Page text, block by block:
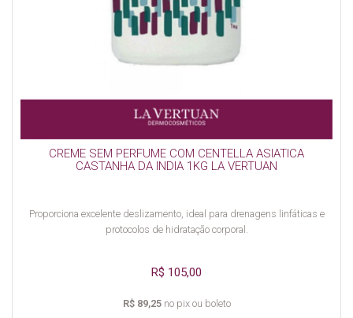
CREME SEM PERFUME COM CENTELLA ASIATICA
CASTANHA DA INDIA 1KG LA VERTUAN
Proporciona excelente deslizamento, ideal para drenagens linfáticas e
protocolos de hidratação corporal.
R$ 105,00
R$ 89,25no pix ou boleto